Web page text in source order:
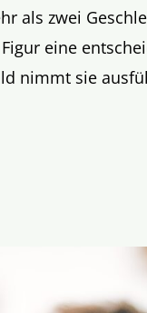
als zwei
eine
nimmt sie